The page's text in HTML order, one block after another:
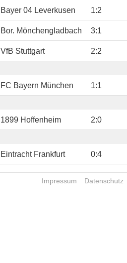
Bayer 04 Leverkusen 1:2
Bor. Mönchengladbach 3:1
VfB Stuttgart 2:2
FC Bayern München 1:1
1899 Hoffenheim 2:0
Eintracht Frankfurt 0:4
Impressum Datenschutz